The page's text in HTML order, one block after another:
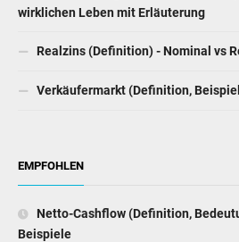
wirklichen Leben mit Erläuterung
Realzins (Definition) - Nominal vs
Verkäufermarkt (Definition,
EMPFOHLEN
Netto-Cashflow (Definition,
Beispiele